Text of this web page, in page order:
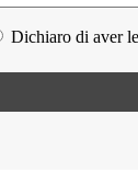
Dichiaro di aver